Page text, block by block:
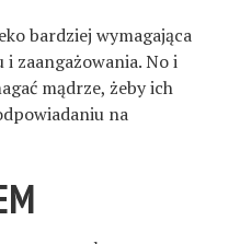
bardziej wymagająca
i zaangażowania. No i
mądrze, żeby ich
na